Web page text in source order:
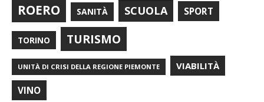
ROERO SANITÀ SCUOLA SPORT
TORINO TURISMO
UNITÀ DI CRISI DELLA REGIONE PIEMONTE VIABILITÀ
VINO